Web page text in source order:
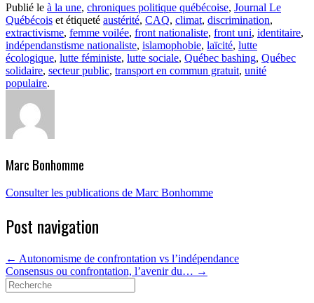
Publié le à la une, chroniques politique québécoise, Journal Le
Québécois et étiqueté austérité, CAQ, climat, discrimination,
extractivisme, femme voilée, front nationaliste, front uni, identitaire,
indépendanstisme nationaliste, islamophobie, laïcité, lutte
écologique, lutte féministe, lutte sociale, Québec bashing, Québec
solidaire, secteur public, transport en commun gratuit, unité
populaire.
Marc Bonhomme
Consulter les publications de Marc Bonhomme
Post navigation
← Autonomisme de confrontation vs l’indépendance
Consensus ou confrontation, l’avenir du… →
Search
for: